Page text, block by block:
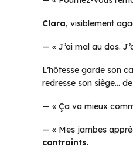
Clara, visiblement
— « J’ai mal au dos.
L’hôtesse garde son
redresse son siège…
— « Ça va mieux
— « Mes jambes
contraints.